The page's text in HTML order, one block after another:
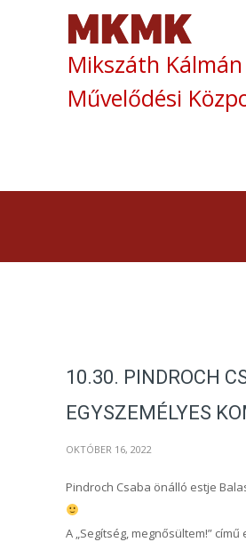
Mikszáth Kálmán
Művelődési
10.30. PINDROCH
EGYSZEMÉLYES
OKTÓBER 16, 2022
Pindroch Csaba önálló estje
A „Segítség, megnősültem!”